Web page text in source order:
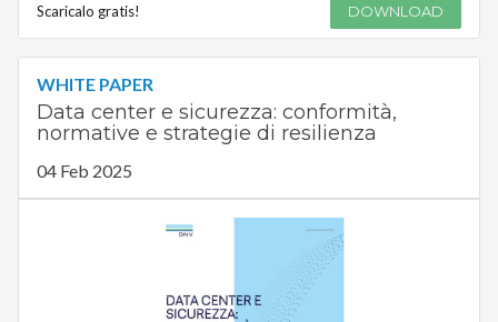
Scaricalo gratis! DOWNLOAD
WHITE PAPER
Data center e sicurezza: conformità,
normative e strategie di resilienza
04 Feb 2025